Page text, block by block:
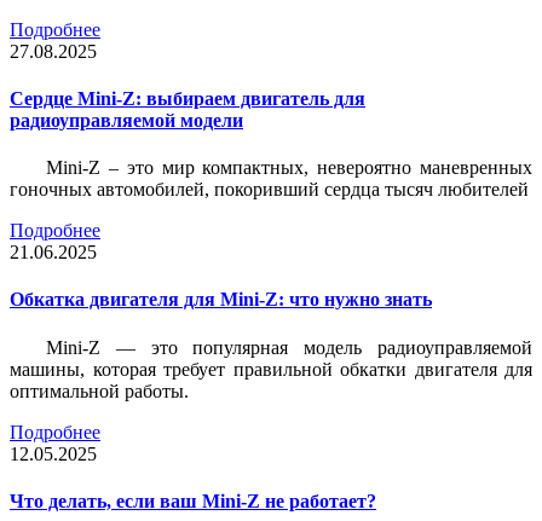
Подробнее
27.08.2025
Сердце Mini-Z: выбираем двигатель для
радиоуправляемой модели
Mini-Z – это мир компактных, невероятно маневренных
гоночных автомобилей, покоривший сердца тысяч любителей
Подробнее
21.06.2025
Обкатка двигателя для Mini-Z: что нужно знать
Mini-Z — это популярная модель радиоуправляемой
машины, которая требует правильной обкатки двигателя для
оптимальной работы.
Подробнее
12.05.2025
Что делать, если ваш Mini-Z не работает?